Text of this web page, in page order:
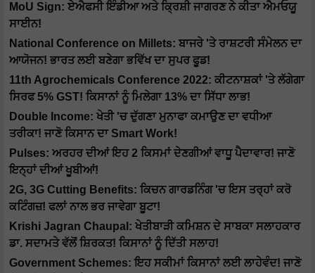
MoU Sign: ਏਐਫਸੀ ਇੰਡੀਆ ਅਤੇ ਕ੍ਰਿਸ਼ੀ ਜਾਗਰਣ ਨੇ ਕੀਤਾ ਐਮਓਯੂ
ਸਾਈਨ!
National Conference on Millets: ਬਾਜਰੇ 'ਤੇ ਰਾਸ਼ਟਰੀ ਸੰਮੇਲਨ ਦਾ
ਆਯੋਜਨ! ਭਾਰਤ ਲਈ ਬਣੇਗਾ ਭਵਿੱਖ ਦਾ ਸੁਪਰ ਫੂਡ!
11th Agrochemicals Conference 2022: ਕੀਟਨਾਸ਼ਕਾਂ 'ਤੇ ਲੱਗੇਗਾ
ਸਿਰਫ 5% GST! ਕਿਸਾਨਾਂ ਨੂੰ ਮਿਲੇਗਾ 13% ਦਾ ਸਿੱਧਾ ਲਾਭ!
Double Income: ਖੇਤੀ 'ਚ ਦੁੱਗਣਾ ਮੁਨਾਫਾ ਕਮਾਉਣ ਦਾ ਵਧੀਆ
ਤਰੀਕਾ! ਜਾਣੋ ਕਿਸਾਨ ਦਾ Smart Work!
Pulses: ਅਰਹਰ ਦੀਆਂ ਇਹ 2 ਕਿਸਮਾਂ ਦੇਣਗੀਆਂ ਵਾਧੂ ਪੈਦਾਵਾਰ! ਜਾਣੋ
ਇਨ੍ਹਾਂ ਦੀਆਂ ਖੂਬੀਆਂ!
2G, 3G Cutting Benefits: ਕਿਚਨ ਗਾਰਡਨਿੰਗ 'ਚ ਇਸ ਤਰ੍ਹਾਂ ਕਰੋ
ਕਟਿੰਗਜ਼! ਫਲਾਂ ਨਾਲ ਭਰ ਜਾਵੇਗਾ ਬੂਟਾ!
Krishi Jagran Chaupal: ਖੇਤੀਬਾੜੀ ਕਮਿਸ਼ਨ ਦੇ ਸਾਬਕਾ ਸਲਾਹਕਾਰ
ਡਾ. ਸਦਾਮਤੇ ਵੱਲੋਂ ਸ਼ਿਰਕਤ! ਕਿਸਾਨਾਂ ਨੂੰ ਦਿੱਤੀ ਸਲਾਹ!
Government Schemes: ਇਹ ਸਕੀਮਾਂ ਕਿਸਾਨਾਂ ਲਈ ਲਾਹੇਵੰਦ! ਜਾਣੋ